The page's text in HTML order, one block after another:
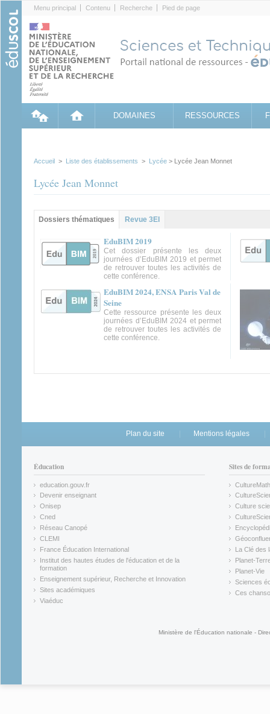
Menu principal Contenu Recherche Pied de page
DOMAINES RESSOURCES
Accueil > Liste des établissements > Lycée > Lycée Jean Monnet
Lycée Jean Monnet
Groupe principal
Dossiers thématiques (onglet
actif)
Revue 3EI
EduBIM 2019
Cet dossier présente les deux
journées d’EduBIM 2019 et permet
de retrouver toutes les activités de
cette conférence.
EduBIM 2024, ENSA Paris Val de
Seine
Cette ressource présente les deux
journées d’EduBIM 2024 et permet
de retrouver toutes les activités de
cette conférence.
Plan du site Mentions légales
Éducation
education.gouv.fr
(link is external)
Devenir enseignant
(link is external)
Onisep
(link is external)
Cned
(link is external)
Réseau Canopé
(link is external)
CLEMI
(link is external)
France Éducation International
(link is external)
Institut des hautes études de l'éducation et de la
formation
(link is external)
Enseignement supérieur, Recherche et Innovation
(link is external)
Sites académiques
(link is external)
Viaéduc
Sites de
CultureMath
(link is
(link is
Culture
(link is
(link is
(link is
La Clé des
(link is
Planet-
(link is
Planet-Vie
(link is
Sciences
(link is
Ces
Ministère de l'Éducation nationale -